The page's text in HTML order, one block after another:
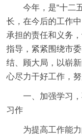
今年，是“十二
长，在今后的工作
承担的责任和义务
指导，紧紧围绕市
结、顾大局，以崭
心尽力干好工作，
一、加强学习
习作
为提高工作能